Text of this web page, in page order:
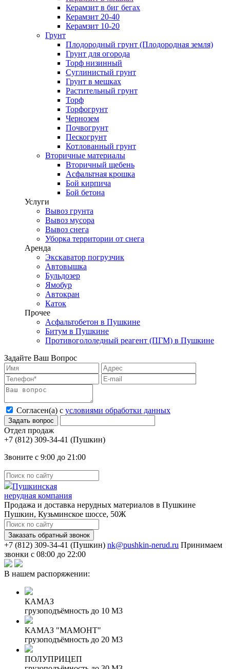
Керамзит в биг бегах
Керамзит 20-40
Керамзит 10-20
Грунт
Плодородный грунт (Плодородная земля)
Грунт для огорода
Торф низинный
Суглинистый грунт
Грунт в мешках
Растительный грунт
Торф
Торфогрунт
Чернозем
Почвогрунт
Пескогрунт
Котлованный грунт
Вторичные материалы
Вторичный щебень
Асфальтная крошка
Бой кирпича
Бой бетона
Услуги
Вывоз грунта
Вывоз мусора
Вывоз снега
Уборка территории от снега
Аренда
Экскаватор погрузчик
Автовышка
Бульдозер
Ямобур
Автокран
Каток
Прочее
Асфальтобетон в Пушкине
Битум в Пушкине
Противогололедный реагент (ПГМ) в Пушкине
Задайте Ваш Вопрос
Согласен(а) с условиями обработки данных
Отдел продаж
(Пушкин)
Звоните с 9:00 до 21:00
Пушкинская
нерудная компания
Продажа и доставка нерудных материалов в Пушкине
Пушкин, Кузьминское шоссе, 50Ж
Заказать обратный звонок
(Пушкин) nk@pushkin-nerud.ru Принимаем
звонки с 08:00 до 22:00
В нашем распоряжении:
КАМАЗ
грузоподъёмность до 10 М3
КАМАЗ "МАМОНТ"
грузоподъёмность до 20 М3
ПОЛУПРИЦЕП